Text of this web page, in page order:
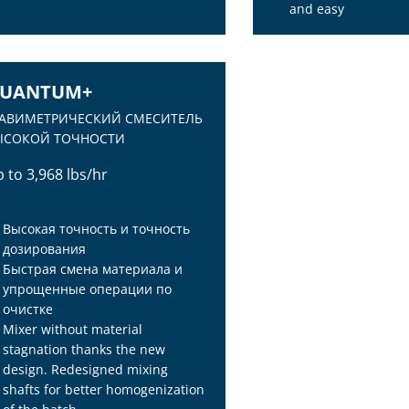
and easy
СМЕСИТЕЛЬ
СМЕСИТЕЛЬ
ТОЧНОСТИ
to 3,968 lbs/hr
Высокая точность и точность
дозирования
Быстрая смена материала и
упрощенные операции по
очистке
Mixer without material
stagnation thanks the new
design. Redesigned mixing
shafts for better homogenization